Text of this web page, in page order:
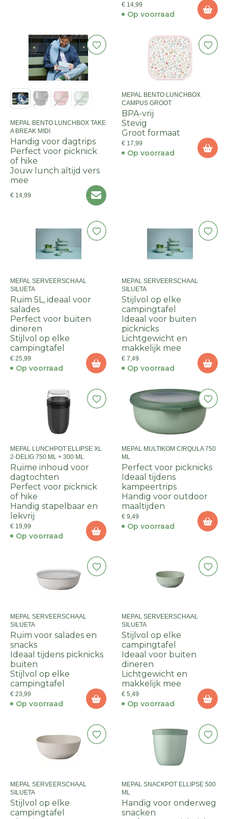
€ 14,99
Op voorraad
MEPAL BENTO LUNCHBOX TAKE
A BREAK MIDI
Handig voor dagtrips
Perfect voor picknick
of hike
Jouw lunch altijd vers
mee
€ 14,99
MEPAL BENTO LUNCHBOX
CAMPUS GROOT
BPA-vrij
Stevig
Groot formaat
€ 17,99
Op voorraad
MEPAL SERVEERSCHAAL
SILUETA
Ruim 5L, ideaal voor
salades
Perfect voor buiten
dineren
Stijlvol op elke
campingtafel
€ 25,99
Op voorraad
MEPAL SERVEERSCHAAL
SILUETA
Stijlvol op elke
campingtafel
Ideaal voor buiten
picknicks
Lichtgewicht en
makkelijk mee
€ 7,49
Op voorraad
MEPAL LUNCHPOT ELLIPSE XL
2-DELIG 750 ML + 300 ML
Ruime inhoud voor
dagtochten
Perfect voor picknick
of hike
Handig stapelbaar en
lekvrij
€ 19,99
Op voorraad
MEPAL MULTIKOM CIRQULA 750
ML
Perfect voor picknicks
Ideaal tijdens
kampeertrips
Handig voor outdoor
maaltijden
€ 9,49
Op voorraad
MEPAL SERVEERSCHAAL
SILUETA
Ruim voor salades en
snacks
Ideaal tijdens picknicks
buiten
Stijlvol op elke
campingtafel
€ 23,99
Op voorraad
MEPAL SERVEERSCHAAL
SILUETA
Stijlvol op elke
campingtafel
Ideaal voor buiten
dineren
Lichtgewicht en
makkelijk mee
€ 5,49
Op voorraad
MEPAL SERVEERSCHAAL
SILUETA
Stijlvol op elke
campingtafel
MEPAL SNACKPOT ELLIPSE 500
ML
Handig voor onderweg
snacken